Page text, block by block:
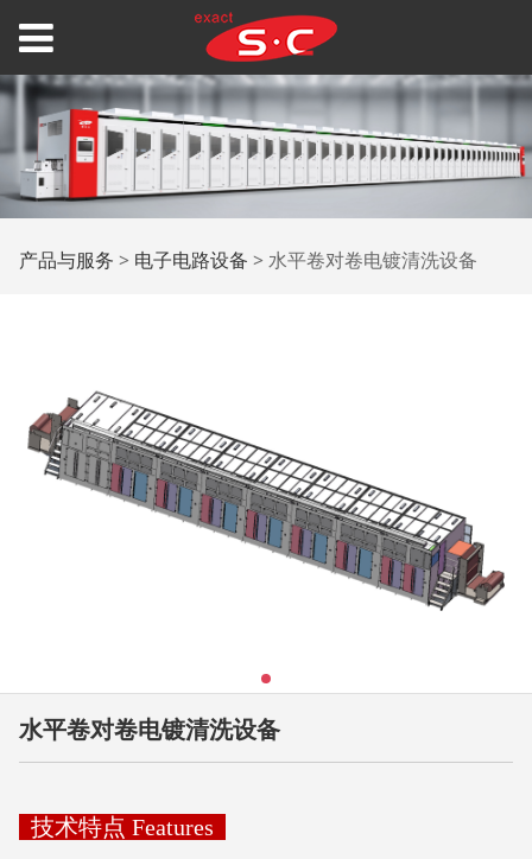
水平卷对卷电镀清洗设
产品与服务 > 电子电路设备 > 水平卷对卷电镀清洗设备
水平卷对卷电镀清洗设备
技术特点 Features